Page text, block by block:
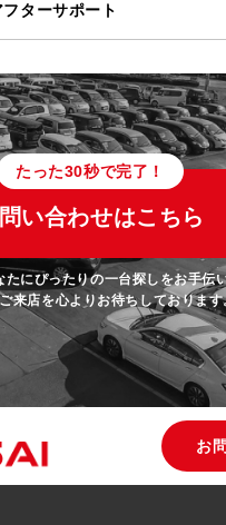
フターサポート
たった30秒で完了！
い合わせはこちら
たにぴったりの一台探しをお手伝
来店を心よりお待ちしております
お